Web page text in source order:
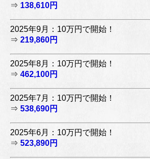
⇒ 138,610円
2025年9月：10万円で開始！
⇒ 219,860円
2025年8月：10万円で開始！
⇒ 462,100円
2025年7月：10万円で開始！
⇒ 538,690円
2025年6月：10万円で開始！
⇒ 523,890円